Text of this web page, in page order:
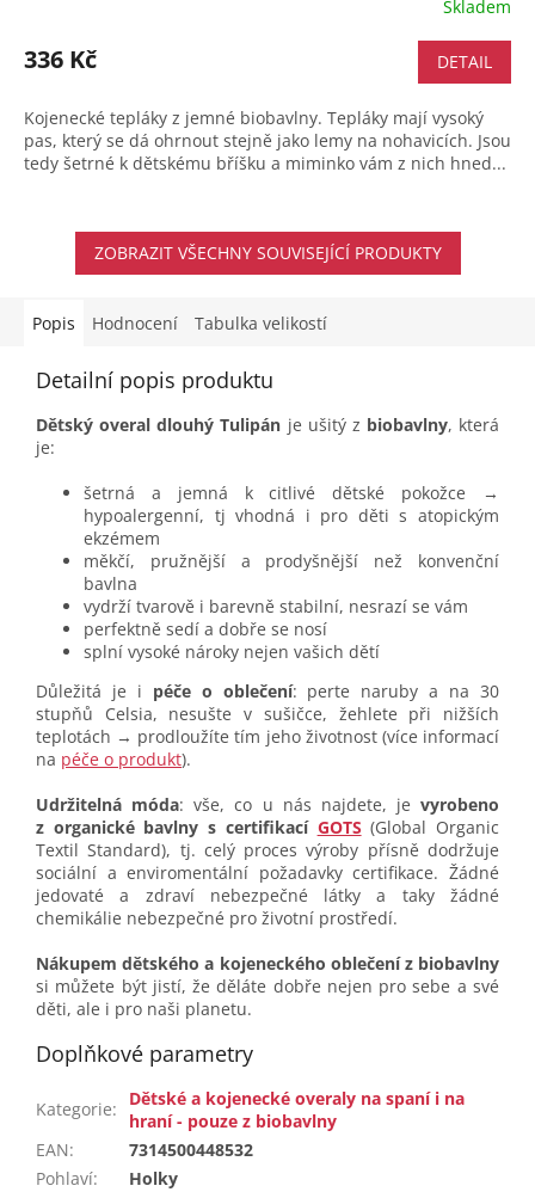
Skladem
336 Kč DETAIL
Kojenecké tepláky z jemné biobavlny. Tepláky mají vysoký
pas, který se dá ohrnout stejně jako lemy na nohavicích. Jsou
tedy šetrné k dětskému bříšku a miminko vám z nich hned...
ZOBRAZIT VŠECHNY SOUVISEJÍCÍ PRODUKTY
Popis Hodnocení Tabulka velikostí
Detailní popis produktu
Dětský overal dlouhý Tulipán je ušitý z biobavlny, která
je:
šetrná a jemná k citlivé dětské pokožce →
hypoalergenní, tj vhodná i pro děti s atopickým
ekzémem
měkčí, pružnější a prodyšnější než konvenční
bavlna
vydrží tvarově i barevně stabilní, nesrazí se vám
perfektně sedí a dobře se nosí
splní vysoké nároky nejen vašich dětí
Důležitá je i péče o oblečení: perte naruby a na 30
stupňů Celsia, nesušte v sušičce, žehlete při nižších
teplotách → prodloužíte tím jeho životnost (více informací
na péče o produkt).
Udržitelná móda: vše, co u nás najdete, je vyrobeno
z organické bavlny s certifikací GOTS (Global Organic
Textil Standard), tj. celý proces výroby přísně dodržuje
sociální a enviromentální požadavky certifikace. Žádné
jedovaté a zdraví nebezpečné látky a taky žádné
chemikálie nebezpečné pro životní prostředí.
Nákupem dětského a kojeneckého oblečení z biobavlny
si můžete být jistí, že děláte dobře nejen pro sebe a své
děti, ale i pro naši planetu.
Doplňkové parametry
Kategorie:
Dětské a kojenecké overaly na spaní i na
hraní - pouze z biobavlny
EAN:
7314500448532
Pohlaví:
Holky